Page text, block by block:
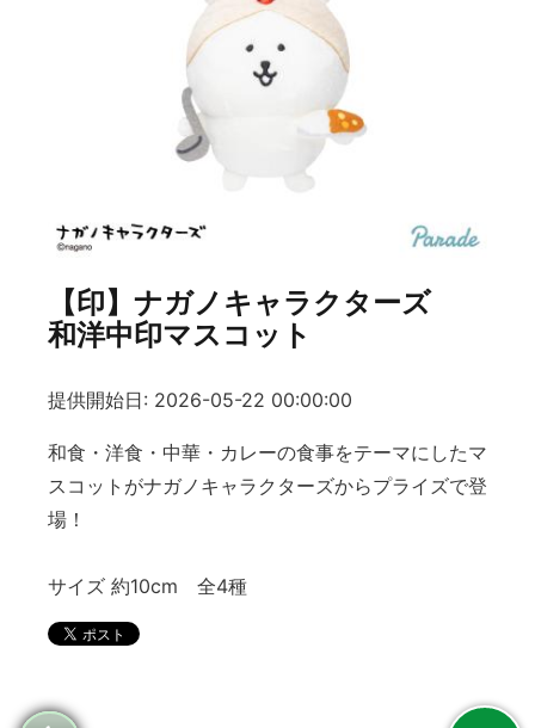
【印】ナガノキャラクターズ
和洋中印マスコット
提供開始日: 2026-05-22 00:00:00
和食・洋食・中華・カレーの食事をテーマにしたマ
スコットがナガノキャラクターズからプライズで登
場！
サイズ 約10cm 全4種